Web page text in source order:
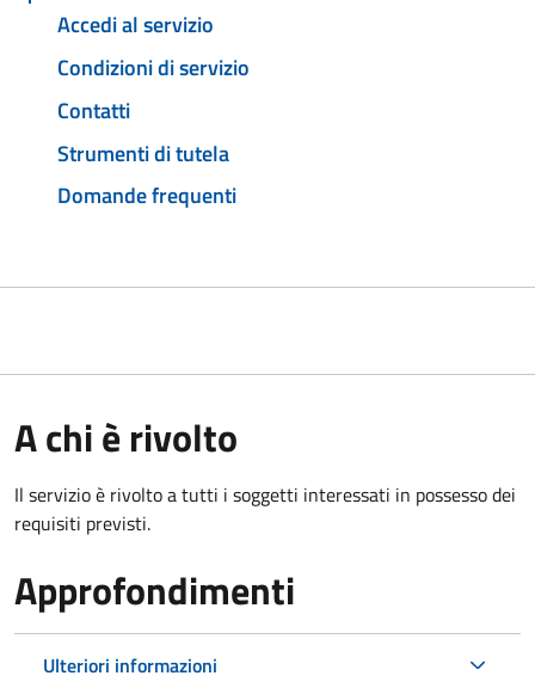
Accedi al servizio
Condizioni di servizio
Contatti
Strumenti di tutela
Domande frequenti
A chi è rivolto
Il servizio è rivolto a tutti i soggetti interessati in possesso dei
requisiti previsti.
Approfondimenti
Ulteriori informazioni